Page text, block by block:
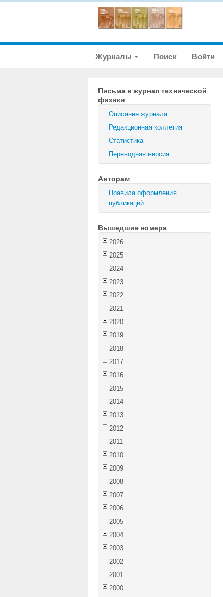
Журналы Поиск Войти
Письма в журнал технической
физики
Описание журнала
Редакционная коллегия
Статистика
Переводная версия
Авторам
Правила оформления
публикаций
Вышедшие номера
2026
2025
2024
2023
2022
2021
2020
2019
2018
2017
2016
2015
2014
2013
2012
2011
2010
2009
2008
2007
2006
2005
2004
2003
2002
2001
2000